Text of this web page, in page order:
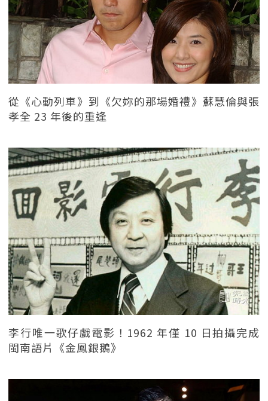
從《心動列車》到《欠妳的那場婚禮》蘇慧倫與張
孝全 23 年後的重逢
李行唯一歌仔戲電影！1962 年僅 10 日拍攝完成
閩南語片《金鳳銀鵝》